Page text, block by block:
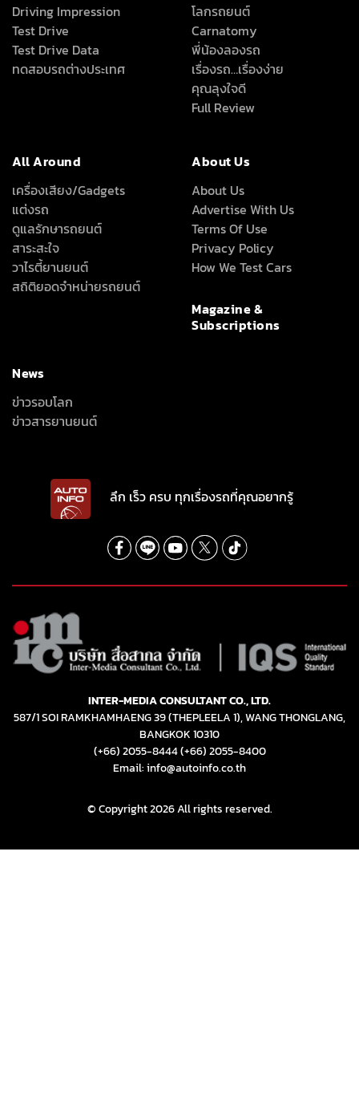
Driving Impression
Test Drive
Test Drive Data
ทดสอบรถต่างประเทศ
โลกรถยนต์
Carnatomy
พี่น้องลองรถ
เรื่องรถ…เรื่องง่าย
คุณลุงใจดี
Full Review
All Around
เครื่องเสียง/Gadgets
แต่งรถ
ดูแลรักษารถยนต์
สาระสะใจ
วาไรตี้ยานยนต์
สถิติยอดจำหน่ายรถยนต์
About Us
About Us
Advertise With Us
Terms Of Use
Privacy Policy
How We Test Cars
Magazine &
Subscriptions
News
ข่าวรอบโลก
ข่าวสารยานยนต์
ลึก เร็ว ครบ ทุกเรื่องรถที่คุณอยากรู้
INTER-MEDIA CONSULTANT CO., LTD.
587/1 SOI RAMKHAMHAENG 39 (THEPLEELA 1), WANG THONGLANG,
BANGKOK 10310
(+66) 2055-8444(+66) 2055-8400
Email: info@autoinfo.co.th
© Copyright 2026 All rights reserved.